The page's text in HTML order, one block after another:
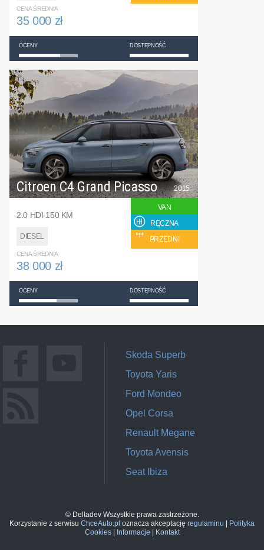
CENA ŚREDNIA
35 000 zł
OCENY DOSTĘPNOŚĆ
Citroen C4 Grand Picasso
2.0 HDI 150 KM
DIESEL
2015
VAN
RĘCZNA
PRZEDNI
CENA ŚREDNIA
38 000 zł
OCENY DOSTĘPNOŚĆ
Skoda Superb
Toyota Yaris
Ford Mondeo
Opel Corsa
Renault Megane
Toyota Avensis
Seat Ibiza
© Deltadev Wszystkie prawa zastrzeżone.
Korzystanie z serwisu ChceAuto.pl oznacza akceptację regulaminu
Polityka
Cookies| Informacje Kontakt